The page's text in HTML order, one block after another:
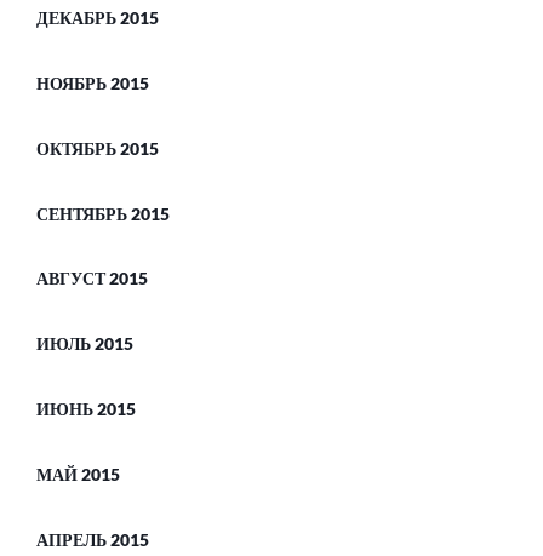
ДЕКАБРЬ 2015
НОЯБРЬ 2015
ОКТЯБРЬ 2015
СЕНТЯБРЬ 2015
АВГУСТ 2015
ИЮЛЬ 2015
ИЮНЬ 2015
МАЙ 2015
АПРЕЛЬ 2015